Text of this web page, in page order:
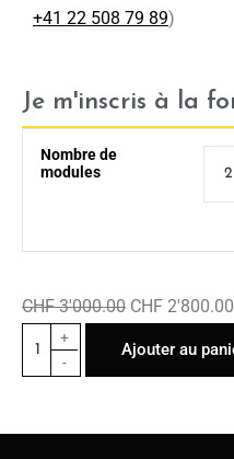
+41 22 508 79 89)
Je m'inscris à la
Nombre de
modules
CHF3'000.00 CHF 2'800.00
+
-
Ajouter au